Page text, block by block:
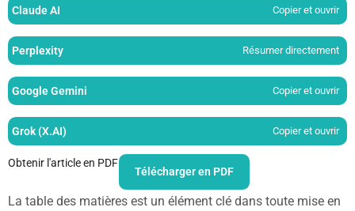
Claude AI Copier et ouvrir
Perplexity Résumer directement
Google Gemini Copier et ouvrir
Grok (X.AI) Copier et ouvrir
Obtenir l'article en PDF
Télécharger en PDF
La table des matières est un élément clé dans toute mise en